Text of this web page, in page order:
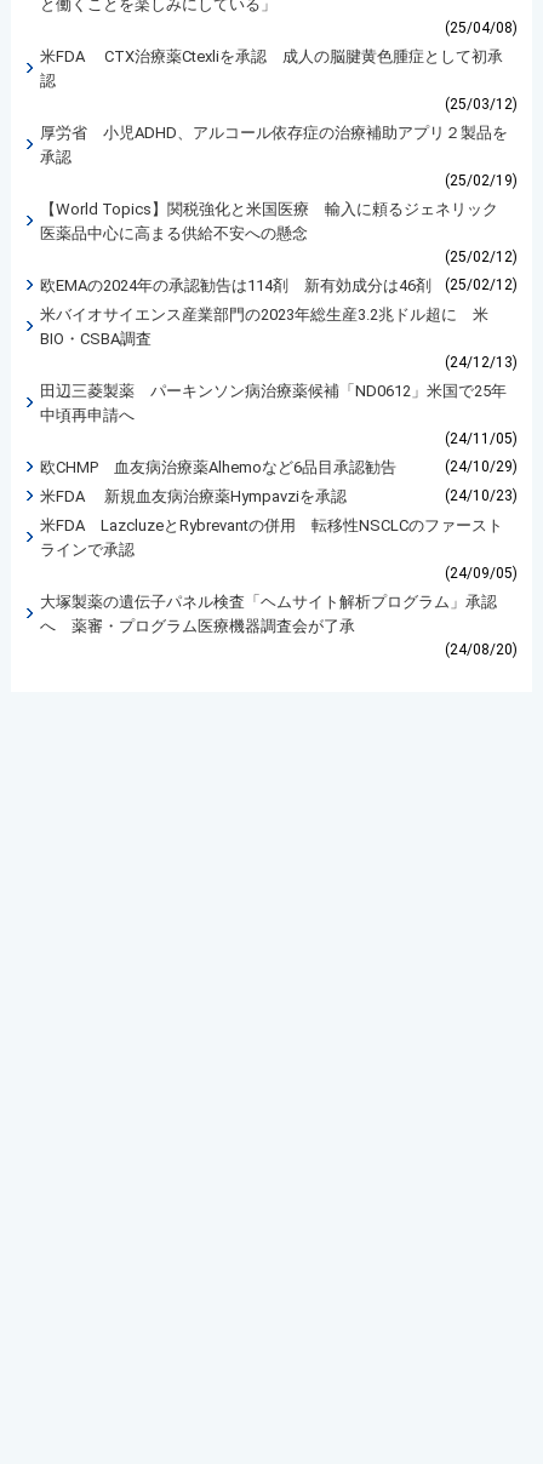
と働くことを楽しみにしている」
(25/04/08)
米FDA CTX治療薬Ctexliを承認 成人の脳腱黄色腫症として初承
認
(25/03/12)
厚労省 小児ADHD、アルコール依存症の治療補助アプリ２製品を
承認
(25/02/19)
【World Topics】関税強化と米国医療 輸入に頼るジェネリック
医薬品中心に高まる供給不安への懸念
(25/02/12)
欧EMAの2024年の承認勧告は114剤 新有効成分は46剤 (25/02/12)
米バイオサイエンス産業部門の2023年総生産3.2兆ドル超に 米
BIO・CSBA調査
(24/12/13)
田辺三菱製薬 パーキンソン病治療薬候補「ND0612」米国で25年
中頃再申請へ
(24/11/05)
欧CHMP 血友病治療薬Alhemoなど6品目承認勧告 (24/10/29)
米FDA 新規血友病治療薬Hympavziを承認 (24/10/23)
米FDA LazcluzeとRybrevantの併用 転移性NSCLCのファースト
ラインで承認
(24/09/05)
大塚製薬の遺伝子パネル検査「ヘムサイト解析プログラム」承認
へ 薬審・プログラム医療機器調査会が了承
(24/08/20)